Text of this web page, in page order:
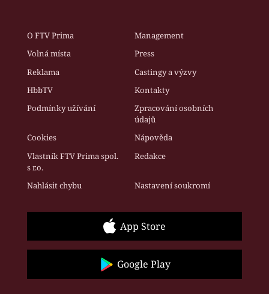
O FTV Prima
Management
Volná místa
Press
Reklama
Castingy a výzvy
HbbTV
Kontakty
Podmínky užívání
Zpracování osobních
údajů
Cookies
Nápověda
Vlastník FTV Prima spol.
s r.o.
Redakce
Nahlásit chybu Nastavení soukromí
App Store
Google Play